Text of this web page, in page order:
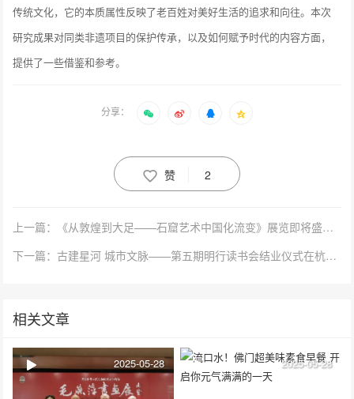
传统文化，它的本质属性反映了老百姓对美好生活的追求和向往。本次
研究成果对同类非遗项目的保护传承，以及如何赋予时代的内容方面，
提供了一些借鉴和参考。
分享：
赞 2
上一篇：《从敦煌到大足——石窟艺术中国化流变》展览即将盛大开展
下一篇：古建星河 城市文脉——第五期明行读书会结业仪式在杭州博物馆举行
相关文章
2025-05-28 2025-05-28